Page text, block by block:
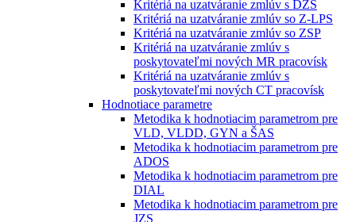
Kritériá na uzatváranie zmlúv s DZS
Kritériá na uzatváranie zmlúv so Z-LPS
Kritériá na uzatváranie zmlúv so ZSP
Kritériá na uzatváranie zmlúv s
poskytovateľmi nových MR pracovísk
Kritériá na uzatváranie zmlúv s
poskytovateľmi nových CT pracovísk
Hodnotiace parametre
Metodika k hodnotiacim parametrom pre
VLD, VLDD, GYN a ŠAS
Metodika k hodnotiacim parametrom pre
ADOS
Metodika k hodnotiacim parametrom pre
DIAL
Metodika k hodnotiacim parametrom pre
JZS